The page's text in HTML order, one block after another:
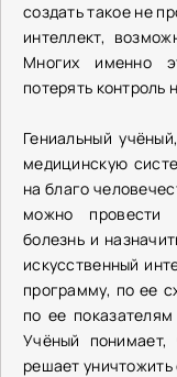
создать такое не
интеллект,
Многих именно
потерять контроль
Гениальный
медицинскую
на благо
можно провести
болезнь и
искусственный
программу, по ее
по ее
Учёный
решает